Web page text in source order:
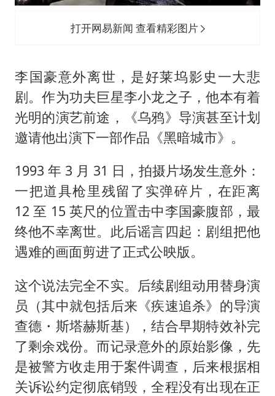
打开网易新闻 查看精彩图片
李国豪意外离世，是好莱坞影史一大悲
剧。作为功夫巨星李小龙之子，他本有着
光明的演艺前途，《乌鸦》导演甚至计划
邀请他出演下一部作品《黑暗城市》。
1993 年 3 月 31 日，拍摄片场发生意外：
一把道具枪里残留了实弹碎片，在距离
12 至 15 英尺的位置击中李国豪腹部，最
终他不幸离世。此后谣言四起：剧组把他
遇难的画面剪进了正式公映版。
这个说法完全不实。后续剧组动用替身演
员（其中就包括后来《疾速追杀》的导演
查德・斯塔赫斯基），结合早期特效补完
了剩余戏份。而记录意外的原始影像，先
是被警方收走用于案件调查，后来根据相
关诉讼约定彻底销毁，全程没有出现在正